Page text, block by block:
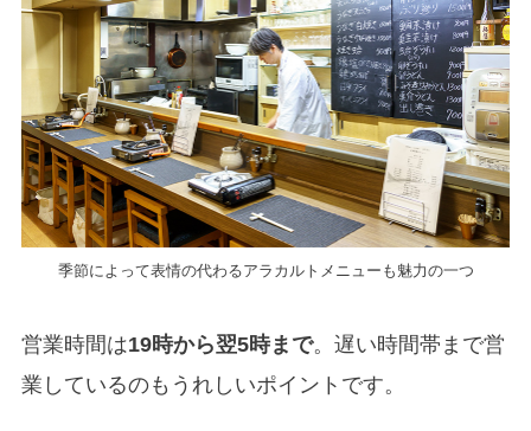
季節によって表情の代わるアラカルトメニューも魅力の一つ
営業時間は19時から翌5時まで。遅い時間帯まで営
業しているのもうれしいポイントです。